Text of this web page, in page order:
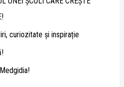
curiozitate și inspirație